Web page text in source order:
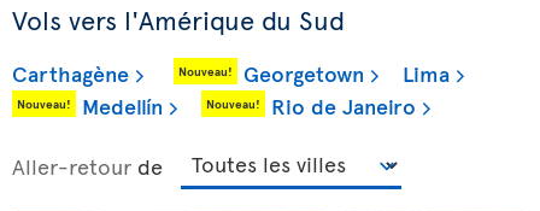
Vols vers l'Amérique du Sud
Carthagène Nouveau! Georgetown Lima
Nouveau! Medellín Nouveau!
Rio de Janeiro
Aller-retour de